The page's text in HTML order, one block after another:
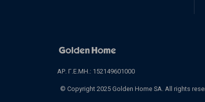
ΑΡ. Γ.Ε.ΜΗ.: 152149601000
© Copyright 2025 Golden Home SA. All rights